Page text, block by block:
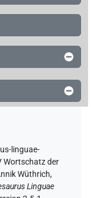
linguae-
Wortschatz der
Wüthrich,
Linguae